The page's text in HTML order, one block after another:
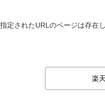
指定されたURLのページは存在
楽